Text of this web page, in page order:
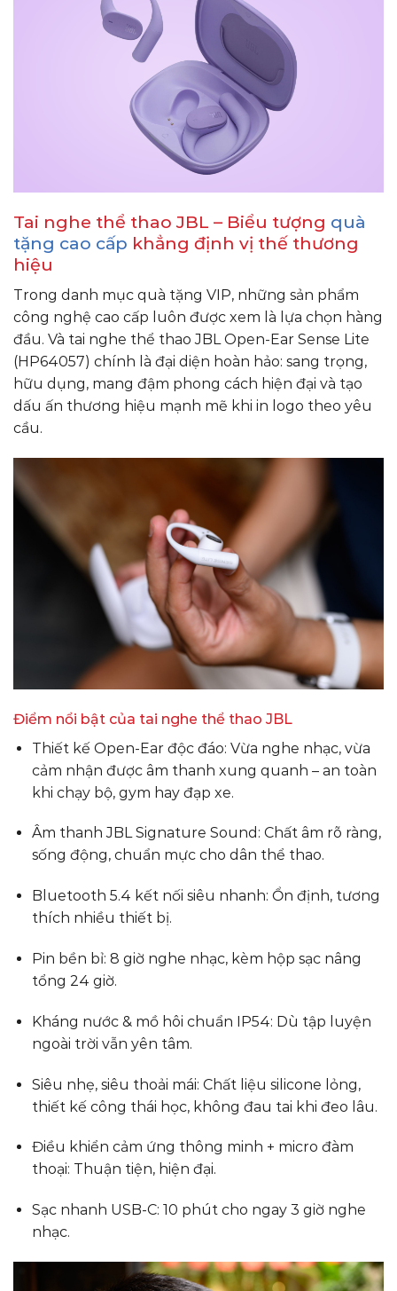
Tai nghe thể thao JBL – Biểu tượng quà
tặng cao cấp khẳng định vị thế thương
hiệu
Trong danh mục quà tặng VIP, những sản phẩm
công nghệ cao cấp luôn được xem là lựa chọn hàng
đầu. Và tai nghe thể thao JBL Open-Ear Sense Lite
(HP64057) chính là đại diện hoàn hảo: sang trọng,
hữu dụng, mang đậm phong cách hiện đại và tạo
dấu ấn thương hiệu mạnh mẽ khi in logo theo yêu
cầu.
Điểm nổi bật của tai nghe thể thao JBL
Thiết kế Open-Ear độc đáo: Vừa nghe nhạc, vừa
cảm nhận được âm thanh xung quanh – an toàn
khi chạy bộ, gym hay đạp xe.
Âm thanh JBL Signature Sound: Chất âm rõ ràng,
sống động, chuẩn mực cho dân thể thao.
Bluetooth 5.4 kết nối siêu nhanh: Ổn định, tương
thích nhiều thiết bị.
Pin bền bỉ: 8 giờ nghe nhạc, kèm hộp sạc nâng
tổng 24 giờ.
Kháng nước & mồ hôi chuẩn IP54: Dù tập luyện
ngoài trời vẫn yên tâm.
Siêu nhẹ, siêu thoải mái: Chất liệu silicone lỏng,
thiết kế công thái học, không đau tai khi đeo lâu.
Điều khiển cảm ứng thông minh + micro đàm
thoại: Thuận tiện, hiện đại.
Sạc nhanh USB-C: 10 phút cho ngay 3 giờ nghe
nhạc.